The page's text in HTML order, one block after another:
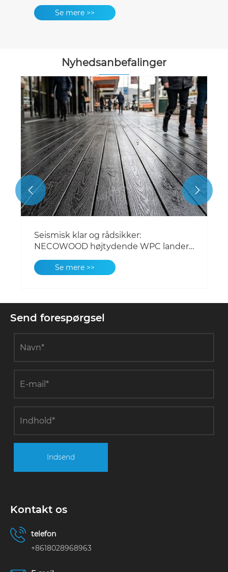
Se mere >>
Nyhedsanbefalinger
Seismisk klar og rådsikker:
NECOWOOD højtydende WPC lander i
NZ
Se mere >>
 
Send forespørgsel
Indsend
Kontakt os
telefon
+8618028968963